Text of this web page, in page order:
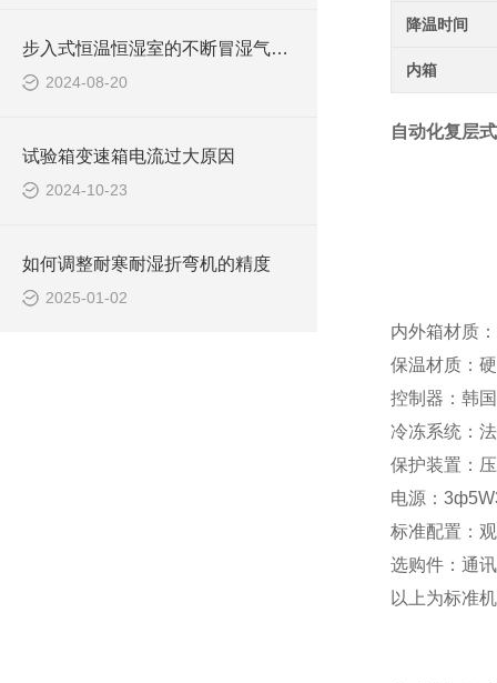
步入式恒温恒湿室的不断冒湿气的原因
2024-08-20
试验箱变速箱电流过大原因
2024-10-23
如何调整耐寒耐湿折弯机的精度
2025-01-02
降温时间
内箱
自动化复层
内外箱材质
保温材质：
控制器：韩
冷冻系统：
保护装置：
电源：
标准配置：
选购件：通
以上为标准